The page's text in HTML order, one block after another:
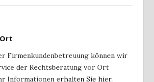
Firmenkundenbetreuung können wir
der Rechtsberatung vor Ort
Informationen erhalten Sie hier.